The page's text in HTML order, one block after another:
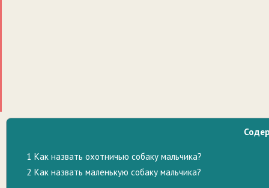
1 Как назвать охотничью собаку мальчика?
2 Как назвать маленькую собаку мальчика?